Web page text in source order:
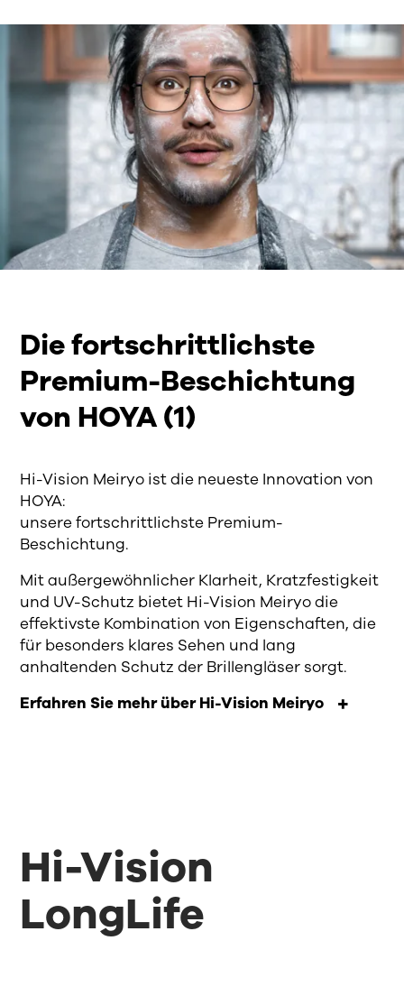
Die fortschrittlichste
Premium-Beschichtung
von HOYA (1)
Hi-Vision Meiryo ist die neueste Innovation von
HOYA:
unsere fortschrittlichste Premium-
Beschichtung.
Mit außergewöhnlicher Klarheit, Kratzfestigkeit
und UV-Schutz bietet Hi-Vision Meiryo die
effektivste Kombination von Eigenschaften, die
für besonders klares Sehen und lang
anhaltenden Schutz der Brillengläser sorgt.
Erfahren Sie mehr über Hi-Vision Meiryo
Hi-Vision
LongLife